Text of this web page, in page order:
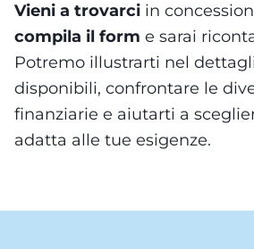
Vieni a trovarci in
compila il form e sarai
Potremo illustrarti nel
disponibili, confrontare le
finanziarie e aiutarti a
adatta alle tue esigenze.